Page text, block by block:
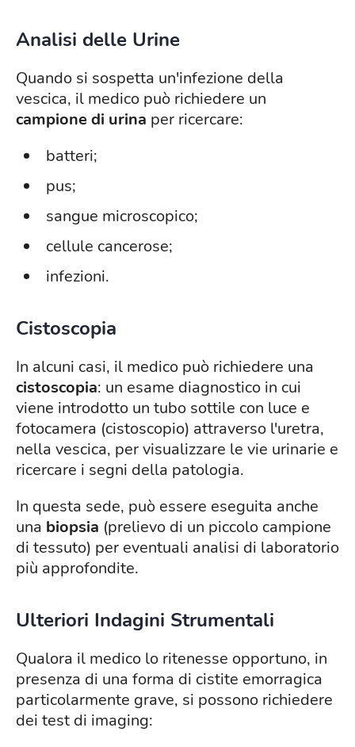
Analisi delle Urine
Quando si sospetta un'infezione della
vescica, il medico può richiedere un
campione di urina per ricercare:
batteri;
pus;
sangue microscopico;
cellule cancerose;
infezioni.
Cistoscopia
In alcuni casi, il medico può richiedere una
cistoscopia: un esame diagnostico in cui
viene introdotto un tubo sottile con luce e
fotocamera (cistoscopio) attraverso l'uretra,
nella vescica, per visualizzare le vie urinarie e
ricercare i segni della patologia.
In questa sede, può essere eseguita anche
una biopsia (prelievo di un piccolo campione
di tessuto) per eventuali analisi di laboratorio
più approfondite.
Ulteriori Indagini Strumentali
Qualora il medico lo ritenesse opportuno, in
presenza di una forma di cistite emorragica
particolarmente grave, si possono richiedere
dei test di imaging: